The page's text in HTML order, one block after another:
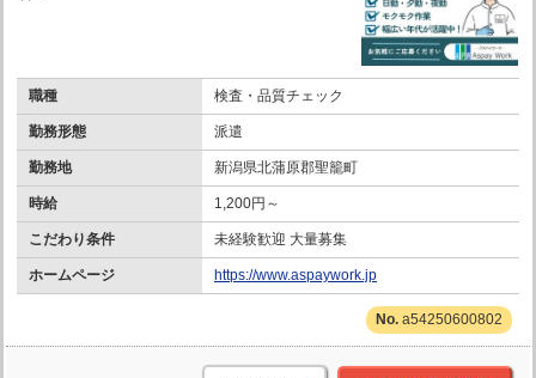
職種 検査・品質チェック
勤務形態 派遣
勤務地 新潟県北蒲原郡聖籠町
時給 1,200円～
こだわり条件 未経験歓迎 大量募集
ホームページ https://www.aspaywork.jp
a54250600802